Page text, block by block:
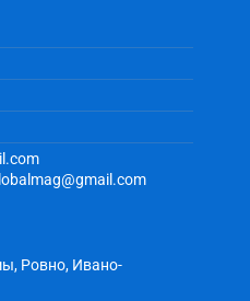
Ровно, Ивано-